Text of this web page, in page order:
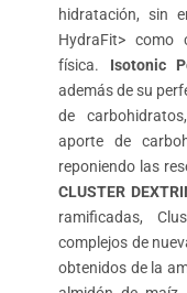
hidratación, sin
HydraFit> como
física. Isotonic
además de su
de
aporte de
reponiendo las
CLUSTER
ramificadas,
complejos de
obtenidos de la